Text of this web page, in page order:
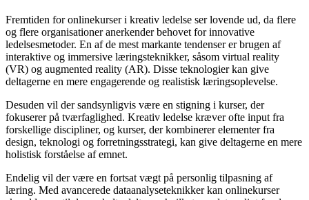
Fremtiden for onlinekurser i kreativ ledelse ser lovende ud, da flere
og flere organisationer anerkender behovet for innovative
ledelsesmetoder. En af de mest markante tendenser er brugen af
interaktive og immersive læringsteknikker, såsom virtual reality
(VR) og augmented reality (AR). Disse teknologier kan give
deltagerne en mere engagerende og realistisk læringsoplevelse.
Desuden vil der sandsynligvis være en stigning i kurser, der
fokuserer på tværfaglighed. Kreativ ledelse kræver ofte input fra
forskellige discipliner, og kurser, der kombinerer elementer fra
design, teknologi og forretningsstrategi, kan give deltagerne en mere
holistisk forståelse af emnet.
Endelig vil der være en fortsat vægt på personlig tilpasning af
læring. Med avancerede dataanalyseteknikker kan onlinekurser